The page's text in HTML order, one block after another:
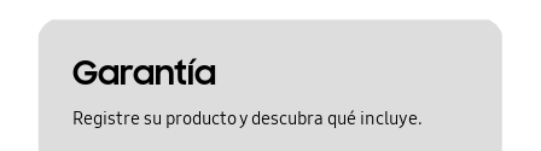
Garantía
Registre su producto y descubra qué incluye.